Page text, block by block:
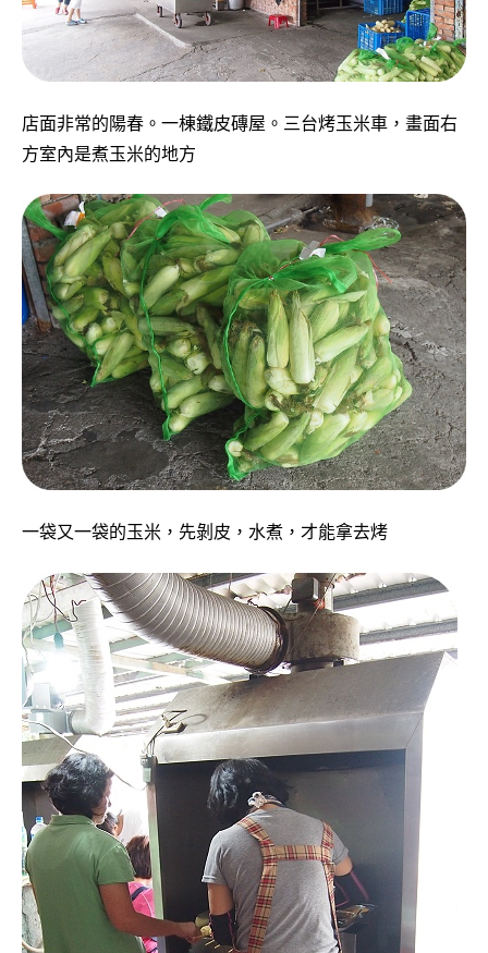
店面非常的陽春。一棟鐵皮磚屋。三台烤玉米車，畫面右
方室內是煮玉米的地方
一袋又一袋的玉米，先剝皮，水煮，才能拿去烤